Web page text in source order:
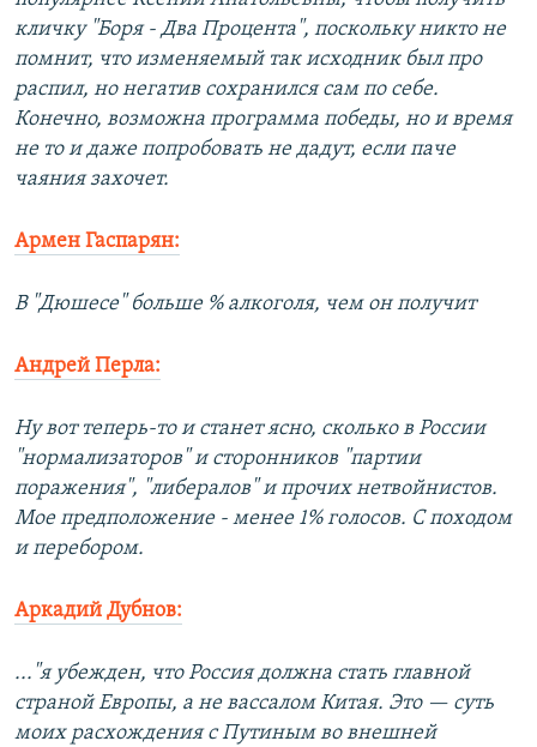
кличку "Боря - Два Процента", поскольку никто не
помнит, что изменяемый так исходник был про
распил, но негатив сохранился сам по себе.
Конечно, возможна программа победы, но и время
не то и даже попробовать не дадут, если паче
чаяния захочет.
Армен Гаспарян:
В "Дюшесе" больше % алкоголя, чем он получит
Андрей Перла:
Ну вот теперь-то и станет ясно, сколько в России
"нормализаторов" и сторонников "партии
поражения", "либералов" и прочих нетвойнистов.
Мое предположение - менее 1% голосов. С походом
и перебором.
Аркадий Дубнов:
..."я убежден, что Россия должна стать главной
страной Европы, а не вассалом Китая. Это — суть
моих расхождения с Путиным во внешней